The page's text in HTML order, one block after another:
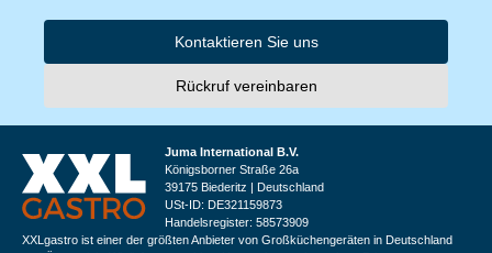
Kontaktieren Sie uns
Rückruf vereinbaren
Juma International B.V.
Königsborner Straße 26a
39175 Biederitz | Deutschland
USt-ID: DE321159873
Handelsregister: 58573909
XXLgastro ist einer der größten Anbieter von Großküchengeräten in Deutschland